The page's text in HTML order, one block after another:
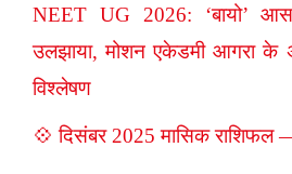
NEET UG 2026: ‘बायो’
उलझाया, मोशन एकेडमी आगरा के
विश्लेषण
💠 दिसंबर 2025 मासिक राशिफल